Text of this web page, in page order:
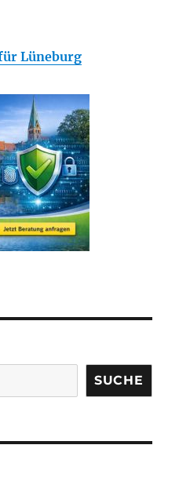
Lüneburg
SUCHE